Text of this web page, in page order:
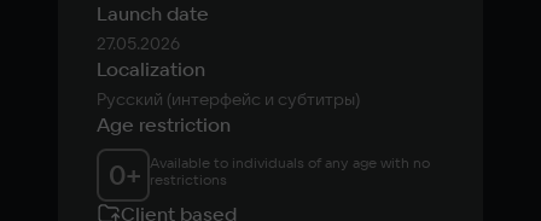
Launch date
27.05.2026
Localization
Русский (интерфейс и субтитры)
Age restriction
0+ Available to individuals of any age with no
restrictions
Client based